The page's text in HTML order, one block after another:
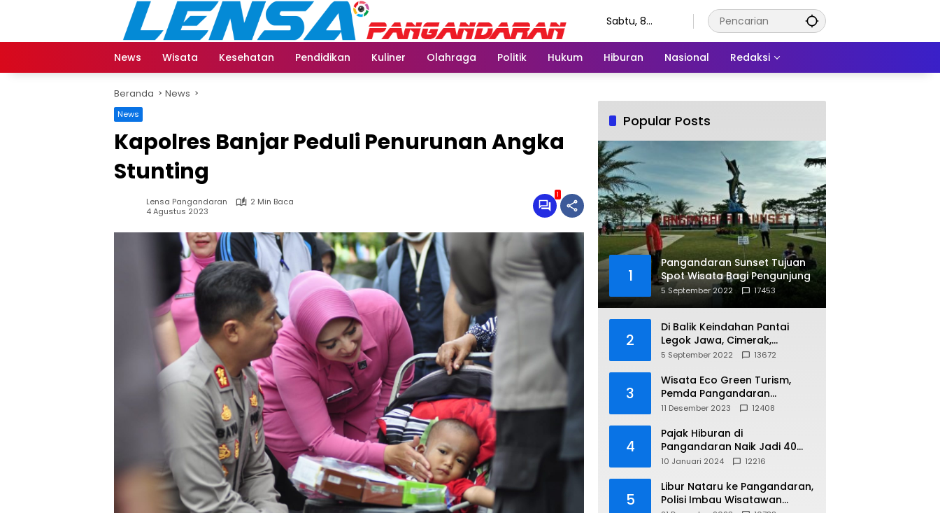
Sabtu, 8
News
Wisata Kesehatan Pendidikan Kuliner Olahraga Politik Hukum Hiburan Nasional Redaksi
Beranda News
News
Kapolres Banjar Peduli Penurunan Angka
Stunting
Lensa Pangandaran
2 Min Baca
4 Agustus 2023
1
Popular Posts
1
Pangandaran Sunset Tujuan
Spot Wisata Bagi Pengunjung
5 September 2022 17453
2
Di Balik Keindahan Pantai
Legok Jawa, Cimerak,
Pangandaran
5 September 2022 13672
3
Wisata Eco Green Turism,
Pemda Pangandaran
Gandeng PLN
11 Desember 2023 12408
4
Pajak Hiburan di
Pangandaran Naik Jadi 40
Persen
10 Januari 2024 12216
5
Libur Nataru ke Pangandaran,
Polisi Imbau Wisatawan